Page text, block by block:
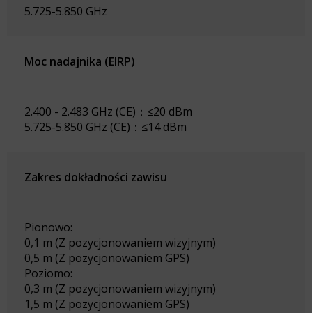
5.725-5.850 GHz
Moc nadajnika (EIRP)
2.400 - 2.483 GHz (CE)：≤20 dBm
5.725-5.850 GHz (CE)：≤14 dBm
Zakres dokładności zawisu
Pionowo:
0,1 m (Z pozycjonowaniem wizyjnym)
0,5 m (Z pozycjonowaniem GPS)
Poziomo:
0,3 m (Z pozycjonowaniem wizyjnym)
1,5 m (Z pozycjonowaniem GPS)